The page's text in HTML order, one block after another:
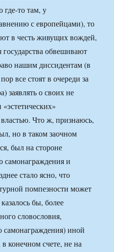
где-то там, у
с европейцами), то
в честь живущих вождей,
государства обвешивают
нашим диссидентам (в
все стоят в очереди за
заявлять о своих не
Что ж, признаюсь,
но в таком заочном
был на стороне
самонаграждения и
стало ясно, что
помпезности может
бы, более
словословия,
самонаграждения) иной
конечном счете, не на